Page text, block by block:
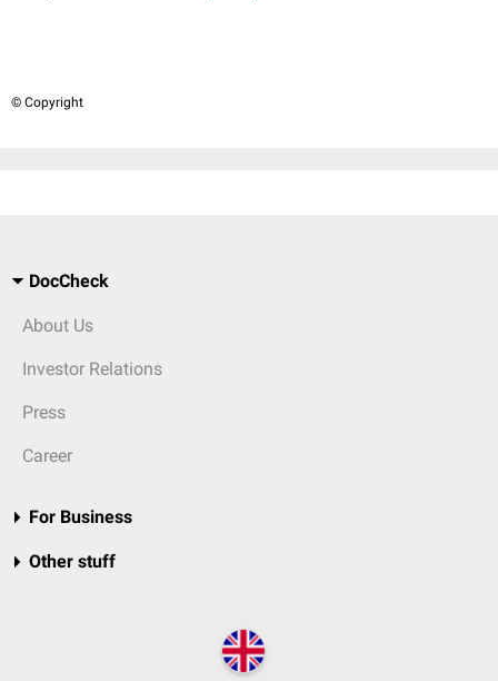
© Copyright
DocCheck
About Us
Investor Relations
Press
Career
For Business
Other stuff